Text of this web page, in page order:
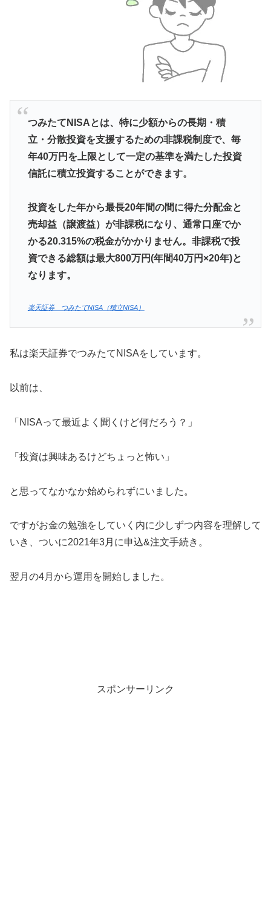
つみたてNISAとは、特に少額からの長期・積
立・分散投資を支援するための非課税制度で、毎
年40万円を上限として一定の基準を満たした投資
信託に積立投資することができます。
投資をした年から最長20年間の間に得た分配金と
売却益（譲渡益）が非課税になり、通常口座でか
かる20.315%の税金がかかりません。非課税で投
資できる総額は最大800万円(年間40万円×20年)と
なります。
楽天証券 つみたてNISA（積立NISA）
私は楽天証券でつみたてNISAをしています。
以前は、
「NISAって最近よく聞くけど何だろう？」
「投資は興味あるけどちょっと怖い」
と思ってなかなか始められずにいました。
ですがお金の勉強をしていく内に少しずつ内容を理解して
いき、ついに2021年3月に申込&注文手続き。
翌月の4月から運用を開始しました。
スポンサーリンク